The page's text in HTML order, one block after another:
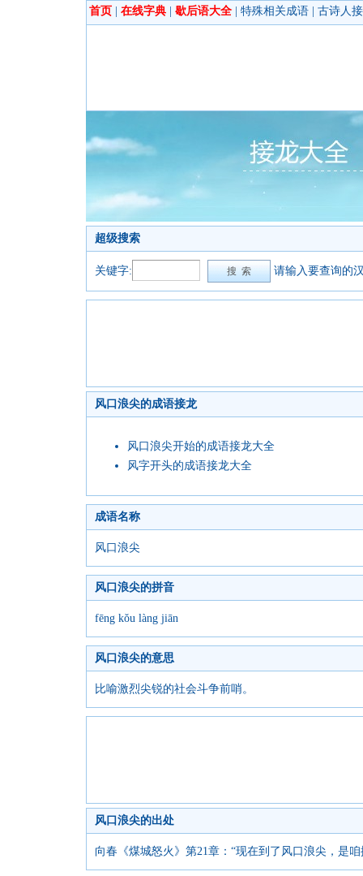
首页 在线字典 歇后语大全 特殊相关成语 古诗人
超级搜索
关键字: 请输入要查询的
风口浪尖的成语接龙
风口浪尖开始的成语接龙大全
风字开头的成语接龙大全
成语名称
风口浪尖
风口浪尖的拼音
fēng kǒu làng jiān
风口浪尖的意思
比喻激烈尖锐的社会斗争前哨。
风口浪尖的出处
向春《煤城怒火》第21章：“现在到了风口浪尖，是